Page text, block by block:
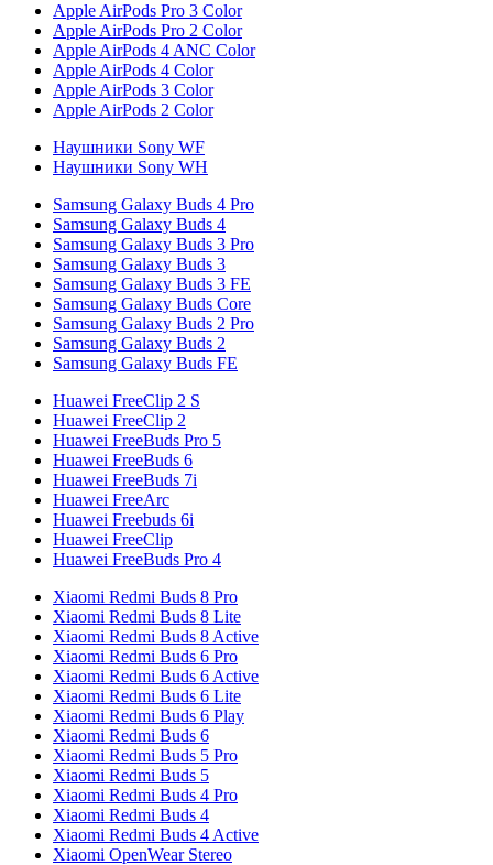
Apple AirPods Pro 3 Color
Apple AirPods Pro 2 Color
Apple AirPods 4 ANC Color
Apple AirPods 4 Color
Apple AirPods 3 Color
Apple AirPods 2 Color
Наушники Sony WF
Наушники Sony WH
Samsung Galaxy Buds 4 Pro
Samsung Galaxy Buds 4
Samsung Galaxy Buds 3 Pro
Samsung Galaxy Buds 3
Samsung Galaxy Buds 3 FE
Samsung Galaxy Buds Core
Samsung Galaxy Buds 2 Pro
Samsung Galaxy Buds 2
Samsung Galaxy Buds FE
Huawei FreeClip 2 S
Huawei FreeClip 2
Huawei FreeBuds Pro 5
Huawei FreeBuds 6
Huawei FreeBuds 7i
Huawei FreeArc
Huawei Freebuds 6i
Huawei FreeClip
Huawei FreeBuds Pro 4
Xiaomi Redmi Buds 8 Pro
Xiaomi Redmi Buds 8 Lite
Xiaomi Redmi Buds 8 Active
Xiaomi Redmi Buds 6 Pro
Xiaomi Redmi Buds 6 Active
Xiaomi Redmi Buds 6 Lite
Xiaomi Redmi Buds 6 Play
Xiaomi Redmi Buds 6
Xiaomi Redmi Buds 5 Pro
Xiaomi Redmi Buds 5
Xiaomi Redmi Buds 4 Pro
Xiaomi Redmi Buds 4
Xiaomi Redmi Buds 4 Active
Xiaomi OpenWear Stereo